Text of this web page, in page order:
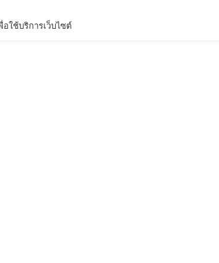
อใช้บริการเว็บไซต์